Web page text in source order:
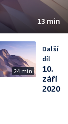
13 min
24 min
Další
díl
10.
září
2020